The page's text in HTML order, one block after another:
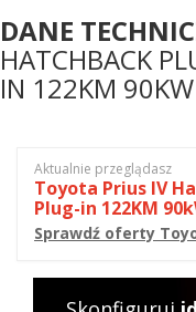
DANE
HATCHBACK
IN 122KM
Aktualnie przeglądasz
Toyota Prius IV
Plug-in 122KM
Sprawdź oferty